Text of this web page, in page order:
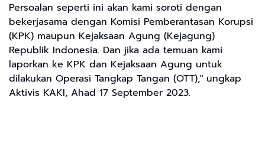
Persoalan seperti ini akan kami soroti dengan
bekerjasama dengan Komisi Pemberantasan Korupsi
(KPK) maupun Kejaksaan Agung (Kejagung)
Republik Indonesia. Dan jika ada temuan kami
laporkan ke KPK dan Kejaksaan Agung untuk
dilakukan Operasi Tangkap Tangan (OTT)," ungkap
Aktivis KAKI, Ahad 17 September 2023.